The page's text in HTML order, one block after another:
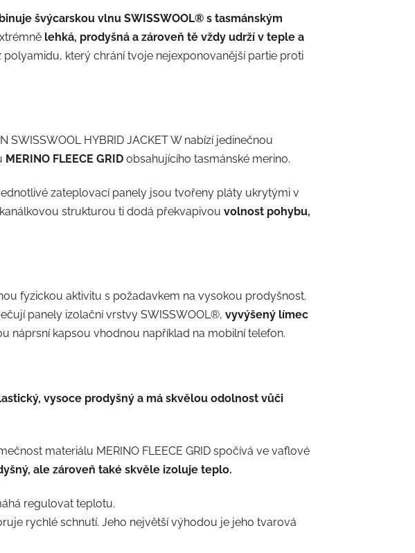
švýcarskou vlnu SWISSWOOL® s tasmánským
lehká, prodyšná a zároveň tě vždy udrží v teple a
který chrání tvoje nejexponovanější partie proti
HYBRID JACKET W nabízí jedinečnou
MERINO FLEECE GRID obsahujícího tasmánské merino.
zateplovací panely jsou tvořeny pláty ukrytými v
kanálkovou strukturou ti dodá překvapivou volnost pohybu,
fyzickou aktivitu s požadavkem na vysokou prodyšnost.
panely izolační vrstvy SWISSWOOL®, vyvýšený límec
náprsní kapsou vhodnou například na mobilní telefon.
vysoce prodyšný a má skvělou odolnost vůči
materiálu MERINO FLEECE GRID spočívá ve vaflové
ale zároveň také skvěle izoluje teplo.
regulovat teplotu.
rychlé schnutí. Jeho největší výhodou je jeho tvarová